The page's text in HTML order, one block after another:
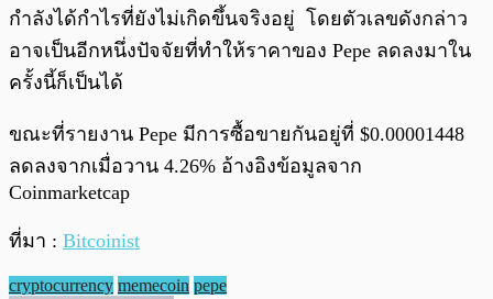
กำลังได้กำไรที่ยังไม่เกิดขึ้นจริงอยู่ โดยตัวเลขดังกล่าว
อาจเป็นอีกหนึ่งปัจจัยที่ทำให้ราคาของ Pepe ลดลงมาใน
ครั้งนี้ก็เป็นได้
ขณะที่รายงาน Pepe มีการซื้อขายกันอยู่ที่ $0.00001448
ลดลงจากเมื่อวาน 4.26% อ้างอิงข้อมูลจาก
Coinmarketcap
ที่มา : Bitcoinist
cryptocurrency memecoin pepe